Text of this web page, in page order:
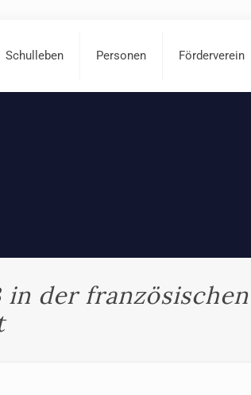
Schulleben Personen Förderverein
in der